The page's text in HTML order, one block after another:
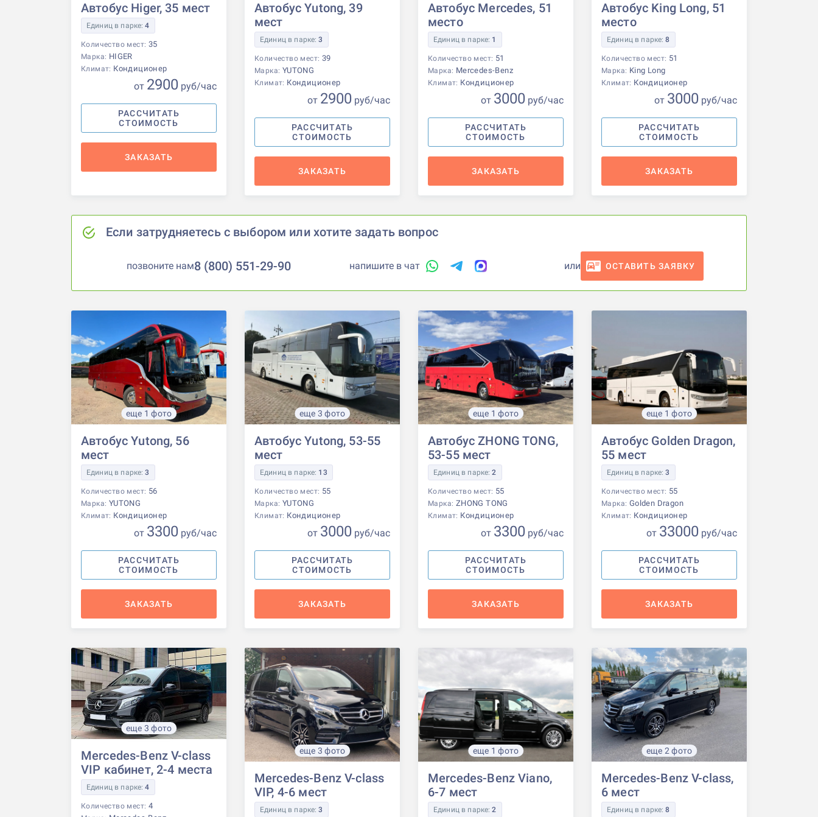
Автобус Higer, 35 мест
Единиц в парке:4
Количество мест: 35
Марка: HIGER
Климат: Кондиционер
от 2900 руб/час
РАССЧИТАТЬ
СТОИМОСТЬ
ЗАКАЗАТЬ
Автобус Yutong, 39
мест
Единиц в парке:3
Количество мест: 39
Марка: YUTONG
Климат: Кондиционер
от 2900 руб/час
РАССЧИТАТЬ
СТОИМОСТЬ
ЗАКАЗАТЬ
Автобус Mercedes, 51
место
Единиц в парке: 1
Количество мест: 51
Марка: Mercedes-Benz
Климат: Кондиционер
от 3000 руб/час
РАССЧИТАТЬ
СТОИМОСТЬ
ЗАКАЗАТЬ
Автобус King Long, 51
место
Единиц в парке:8
Количество мест: 51
Марка: King Long
Климат: Кондиционер
от 3000 руб/час
РАССЧИТАТЬ
СТОИМОСТЬ
ЗАКАЗАТЬ
Если затрудняетесь с выбором или хотите задать вопрос
позвоните нам8 (800) 551-29-90 напишите в чат или ОСТАВИТЬ ЗАЯВКУ
еще 1 фото
Автобус Yutong, 56
мест
Единиц в парке:3
Количество мест: 56
Марка: YUTONG
Климат: Кондиционер
от 3300 руб/час
РАССЧИТАТЬ
СТОИМОСТЬ
ЗАКАЗАТЬ
еще 3 фото
Автобус Yutong, 53-55
мест
Единиц в парке: 13
Количество мест: 55
Марка: YUTONG
Климат: Кондиционер
от 3000 руб/час
РАССЧИТАТЬ
СТОИМОСТЬ
ЗАКАЗАТЬ
еще 1 фото
Автобус ZHONG TONG,
53-55 мест
Единиц в парке:2
Количество мест: 55
Марка: ZHONG TONG
Климат: Кондиционер
от 3300 руб/час
РАССЧИТАТЬ
СТОИМОСТЬ
ЗАКАЗАТЬ
еще 1 фото
Автобус Golden Dragon,
55 мест
Единиц в парке:3
Количество мест: 55
Марка: Golden Dragon
Климат: Кондиционер
от 33000 руб/час
РАССЧИТАТЬ
СТОИМОСТЬ
ЗАКАЗАТЬ
еще 3 фото
Mercedes-Benz V-class
VIP кабинет, 2-4 места
Единиц в парке:4
Количество мест: 4
еще 3 фото
Mercedes-Benz V-class
VIP, 4-6 мест
Единиц в парке:3
еще 1 фото
Mercedes-Benz Viano,
6-7 мест
Единиц в парке:2
еще 2 фото
Mercedes-Benz V-class,
6 мест
Единиц в парке:8